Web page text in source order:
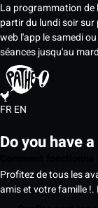
La programmation de
partir du lundi soir sur
web l'app le samedi
séances jusqu'au
FREN
Do you have
Profitez de tous les
amis et votre famille !.